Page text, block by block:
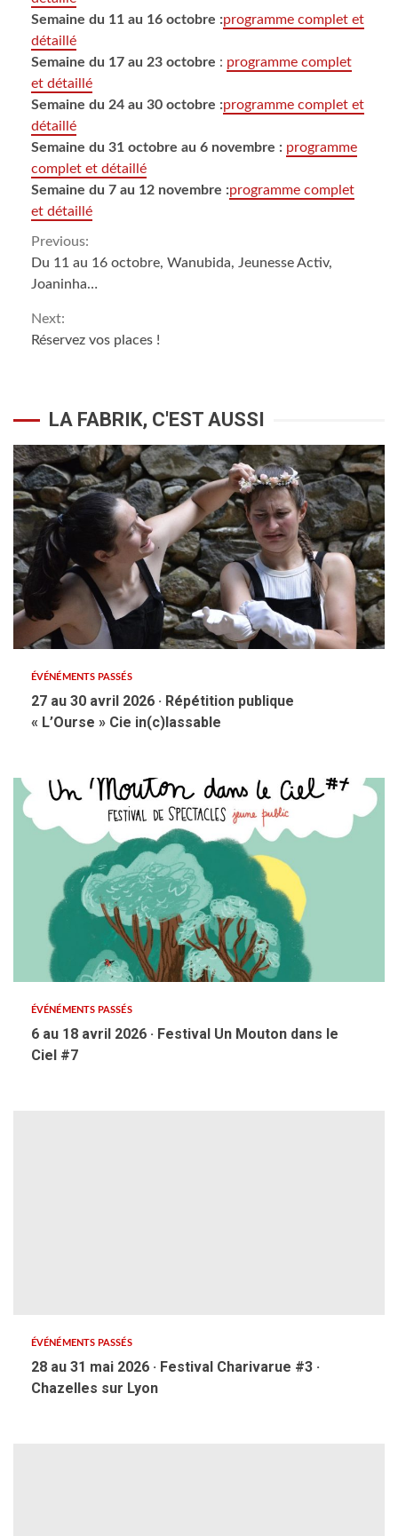
Semaine du 11 au 16 octobre :programme complet et
détaillé
Semaine du 17 au 23 octobre : programme complet
et détaillé
Semaine du 24 au 30 octobre :programme complet et
détaillé
Semaine du 31 octobre au 6 novembre : programme
complet et détaillé
Semaine du 7 au 12 novembre :programme complet
et détaillé
Continue
Reading
Previous:
Du 11 au 16 octobre, Wanubida, Jeunesse Activ,
Joaninha…
Next:
Réservez vos places !
LA FABRIK, C'EST AUSSI
ÉVÉNÉMENTS PASSÉS
27 au 30 avril 2026 · Répétition publique
« L’Ourse » Cie in(c)lassable
ÉVÉNÉMENTS PASSÉS
6 au 18 avril 2026 · Festival Un Mouton dans le
Ciel #7
ÉVÉNÉMENTS PASSÉS
28 au 31 mai 2026 · Festival Charivarue #3 ·
Chazelles sur Lyon